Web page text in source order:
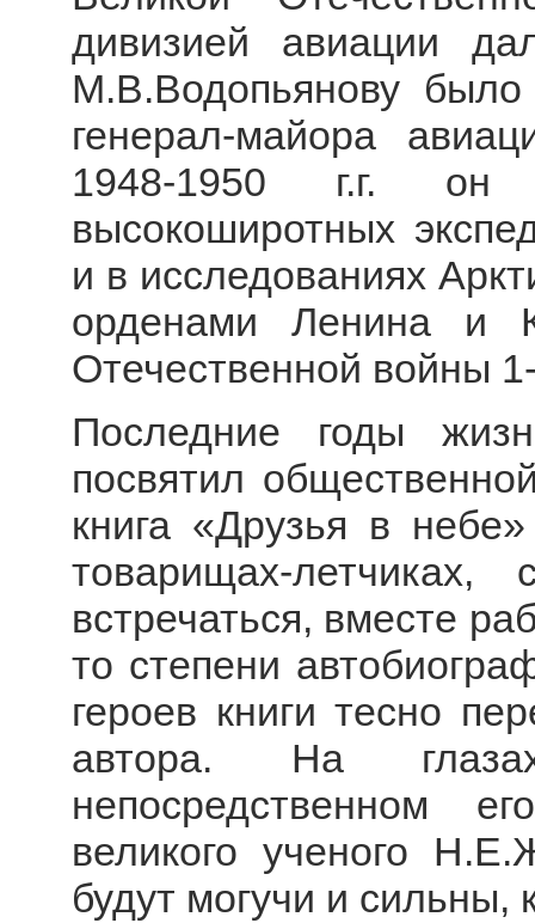
дивизией авиации
М.В.Водопьянову было
генерал-майора
1948-1950 г.г. он
высокоширотных
и в исследованиях
орденами Ленина и
Отечественной войны
Последние годы
посвятил
книга «Друзья в
товарищах-
встречаться, вместе
то степени
героев книги тесно
автора. На
непосредственном
великого ученого
будут могучи и сильны,